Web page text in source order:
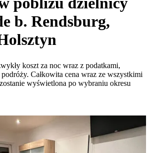
b. Rendsburg,
koszt za noc wraz z podatkami,
Całkowita cena wraz ze wszystkimi
wyświetlona po wybraniu okresu